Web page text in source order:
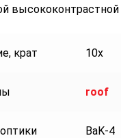
высококонтрастной
крат 10х
roof
BaK-4